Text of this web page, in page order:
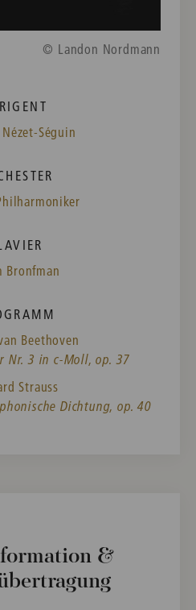
© Landon Nordmann
Séguin
Bronfman
Beethoven
Nr. 3 in c-Moll, op. 37
Strauss
Dichtung, op. 40
&